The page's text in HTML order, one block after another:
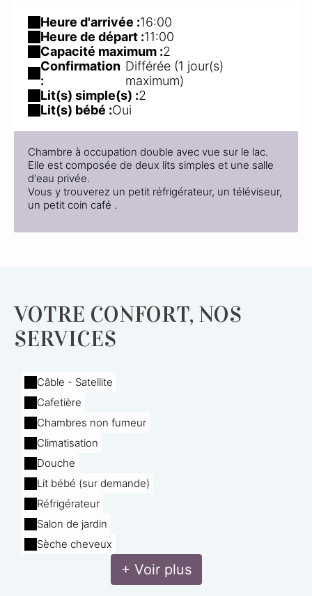
Heure d'arrivée :16:00
Heure de départ :11:00
Capacité maximum :2
Confirmation
:
Différée (1 jour(s)
maximum)
Lit(s) simple(s) :2
Lit(s) bébé :Oui
Chambre à occupation double avec vue sur le lac.
Elle est composée de deux lits simples et une salle
d'eau privée.
Vous y trouverez un petit réfrigérateur, un téléviseur,
un petit coin café .
VOTRE CONFORT, NOS
SERVICES
Câble - Satellite
Cafetière
Chambres non fumeur
Climatisation
Douche
Lit bébé (sur demande)
Réfrigérateur
Salon de jardin
Sèche cheveux
+ Voir plus